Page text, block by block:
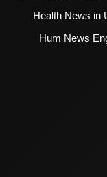
Health News in
Hum News